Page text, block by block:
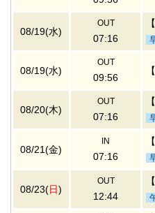
08/19(水)
OUT
07:16
08/19(水)
OUT
09:56
08/20(木)
OUT
07:16
08/21(金)
IN
07:16
08/23(日)
OUT
12:44